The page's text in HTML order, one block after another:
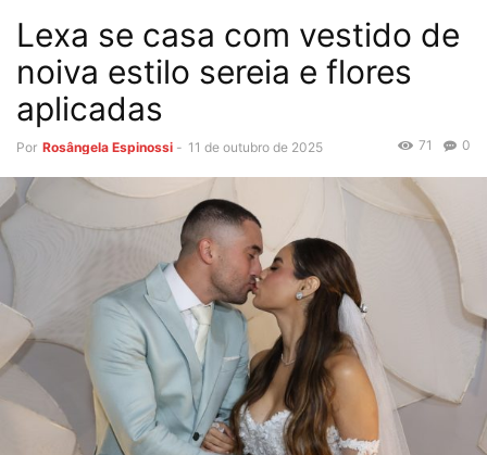
Lexa se casa com vestido de
noiva estilo sereia e flores
aplicadas
Por Rosângela Espinossi - 11 de outubro de 2025 0
71